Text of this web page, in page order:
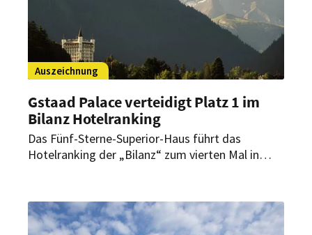
Auszeichnung
Gstaad Palace verteidigt Platz 1 im
Bilanz Hotelranking
Das Fünf-Sterne-Superior-Haus führt das
Hotelranking der „Bilanz“ zum vierten Mal in
das neue Restaurant Gildo’s al Fresco.